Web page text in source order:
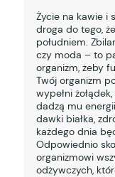
Życie na kawie i
droga do tego,
południem.
czy moda – to
organizm, żeby
Twój organizm
wypełni
dadzą mu
dawki białka,
każdego dnia
Odpowiednio
organizmowi
odżywczych,